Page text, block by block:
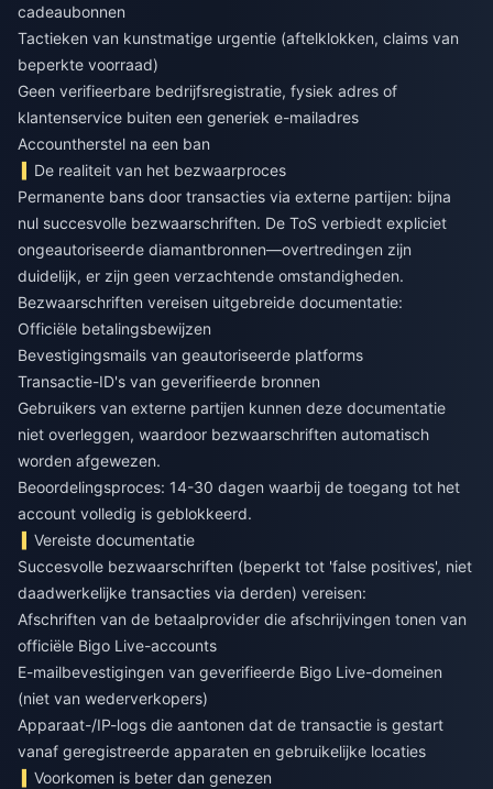
cadeaubonnen
Tactieken van kunstmatige urgentie (aftelklokken, claims van
beperkte voorraad)
Geen verifieerbare bedrijfsregistratie, fysiek adres of
klantenservice buiten een generiek e-mailadres
Accountherstel na een ban
De realiteit van het bezwaarproces
Permanente bans door transacties via externe partijen: bijna
nul succesvolle bezwaarschriften. De ToS verbiedt expliciet
ongeautoriseerde diamantbronnen—overtredingen zijn
duidelijk, er zijn geen verzachtende omstandigheden.
Bezwaarschriften vereisen uitgebreide documentatie:
Officiële betalingsbewijzen
Bevestigingsmails van geautoriseerde platforms
Transactie-ID's van geverifieerde bronnen
Gebruikers van externe partijen kunnen deze documentatie
niet overleggen, waardoor bezwaarschriften automatisch
worden afgewezen.
Beoordelingsproces: 14-30 dagen waarbij de toegang tot het
account volledig is geblokkeerd.
Vereiste documentatie
Succesvolle bezwaarschriften (beperkt tot 'false positives', niet
daadwerkelijke transacties via derden) vereisen:
Afschriften van de betaalprovider die afschrijvingen tonen van
officiële Bigo Live-accounts
E-mailbevestigingen van geverifieerde Bigo Live-domeinen
(niet van wederverkopers)
Apparaat-/IP-logs die aantonen dat de transactie is gestart
vanaf geregistreerde apparaten en gebruikelijke locaties
Voorkomen is beter dan genezen